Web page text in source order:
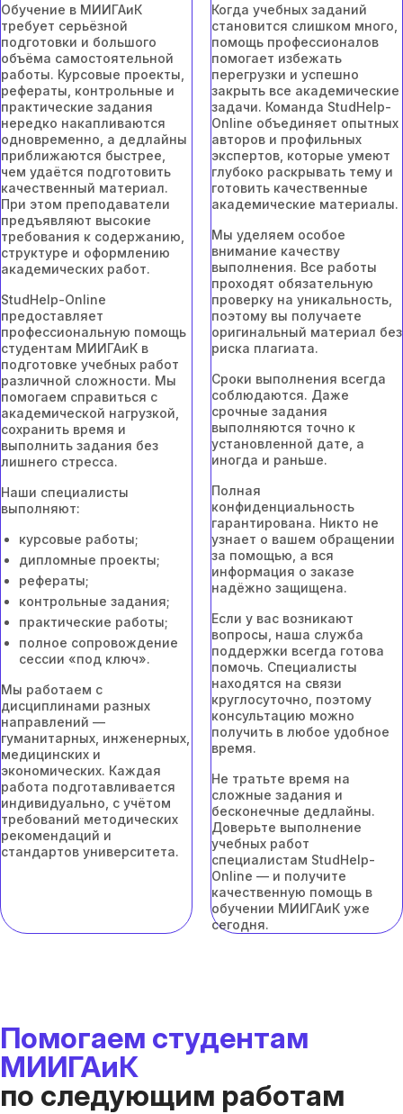
Обучение в МИИГАиК
требует серьёзной
подготовки и большого
объёма самостоятельной
работы. Курсовые проекты,
рефераты, контрольные и
практические задания
нередко накапливаются
одновременно, а дедлайны
приближаются быстрее,
чем удаётся подготовить
качественный материал.
При этом преподаватели
предъявляют высокие
требования к содержанию,
структуре и оформлению
академических работ.
StudHelp-Online
предоставляет
профессиональную помощь
студентам МИИГАиК в
подготовке учебных работ
различной сложности. Мы
помогаем справиться с
академической нагрузкой,
сохранить время и
выполнить задания без
лишнего стресса.
Наши специалисты
выполняют:
курсовые работы;
дипломные проекты;
рефераты;
контрольные задания;
практические работы;
полное сопровождение
сессии «под ключ».
Мы работаем с
дисциплинами разных
направлений —
гуманитарных, инженерных,
медицинских и
экономических. Каждая
работа подготавливается
индивидуально, с учётом
требований методических
рекомендаций и
стандартов университета.
Когда учебных заданий
становится слишком много,
помощь профессионалов
помогает избежать
перегрузки и успешно
закрыть все академические
задачи. Команда StudHelp-
Online объединяет опытных
авторов и профильных
экспертов, которые умеют
глубоко раскрывать тему и
готовить качественные
академические материалы.
Мы уделяем особое
внимание качеству
выполнения. Все работы
проходят обязательную
проверку на уникальность,
поэтому вы получаете
оригинальный материал без
риска плагиата.
Сроки выполнения всегда
соблюдаются. Даже
срочные задания
выполняются точно к
установленной дате, а
иногда и раньше.
Полная
конфиденциальность
гарантирована. Никто не
узнает о вашем обращении
за помощью, а вся
информация о заказе
надёжно защищена.
Если у вас возникают
вопросы, наша служба
поддержки всегда готова
помочь. Специалисты
находятся на связи
круглосуточно, поэтому
консультацию можно
получить в любое удобное
время.
Не тратьте время на
сложные задания и
бесконечные дедлайны.
Доверьте выполнение
учебных работ
специалистам StudHelp-
Online — и получите
качественную помощь в
обучении МИИГАиК уже
сегодня.
Помогаем студентам
МИИГАиК
по следующим работам